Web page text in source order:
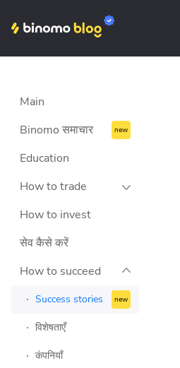
Main
Binomo समाचार
Education
How to trade
रणनीतियाँ
टिप्स
धन प्रबंधन
ट्रेडिंग मनोविज्ञान
तकनीकी विश्लेषण
संकेतक
How to invest
सेव कैसे करें
How to succeed
Success stories
विशेषताएँ
कंपनियाँ